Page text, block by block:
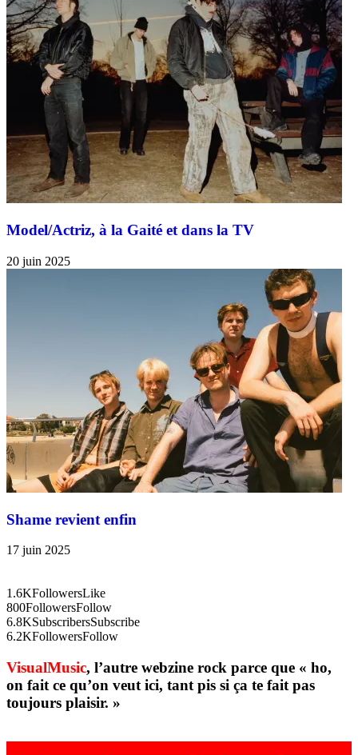
Model/Actriz, à la Gaité et dans la TV
20 juin 2025
Shame revient enfin
17 juin 2025
1.6KFollowersLike
800FollowersFollow
6.8KSubscribersSubscribe
6.2KFollowersFollow
VisualMusic, l’autre webzine rock parce que « ho,
on fait ce qu’on veut ici, tant pis si ça te fait pas
toujours plaisir. »